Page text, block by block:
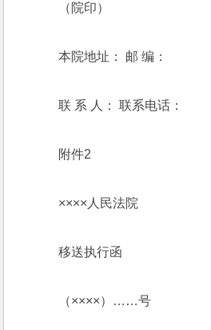
（院印）
本院地址： 邮 编：
联 系 人： 联系电话：
附件2
××××人民法院
移送执行函
（××××）……号